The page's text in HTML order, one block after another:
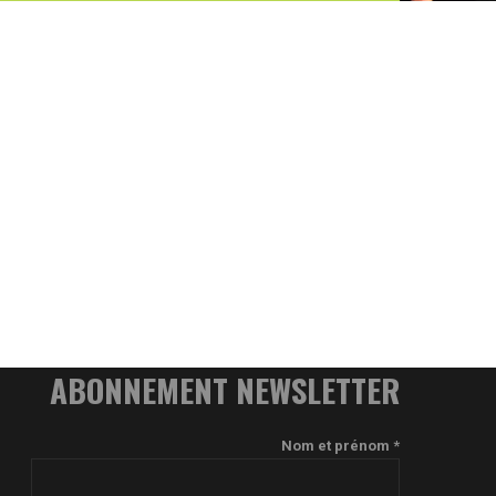
ABONNEMENT NEWSLETTER
Nom et prénom *